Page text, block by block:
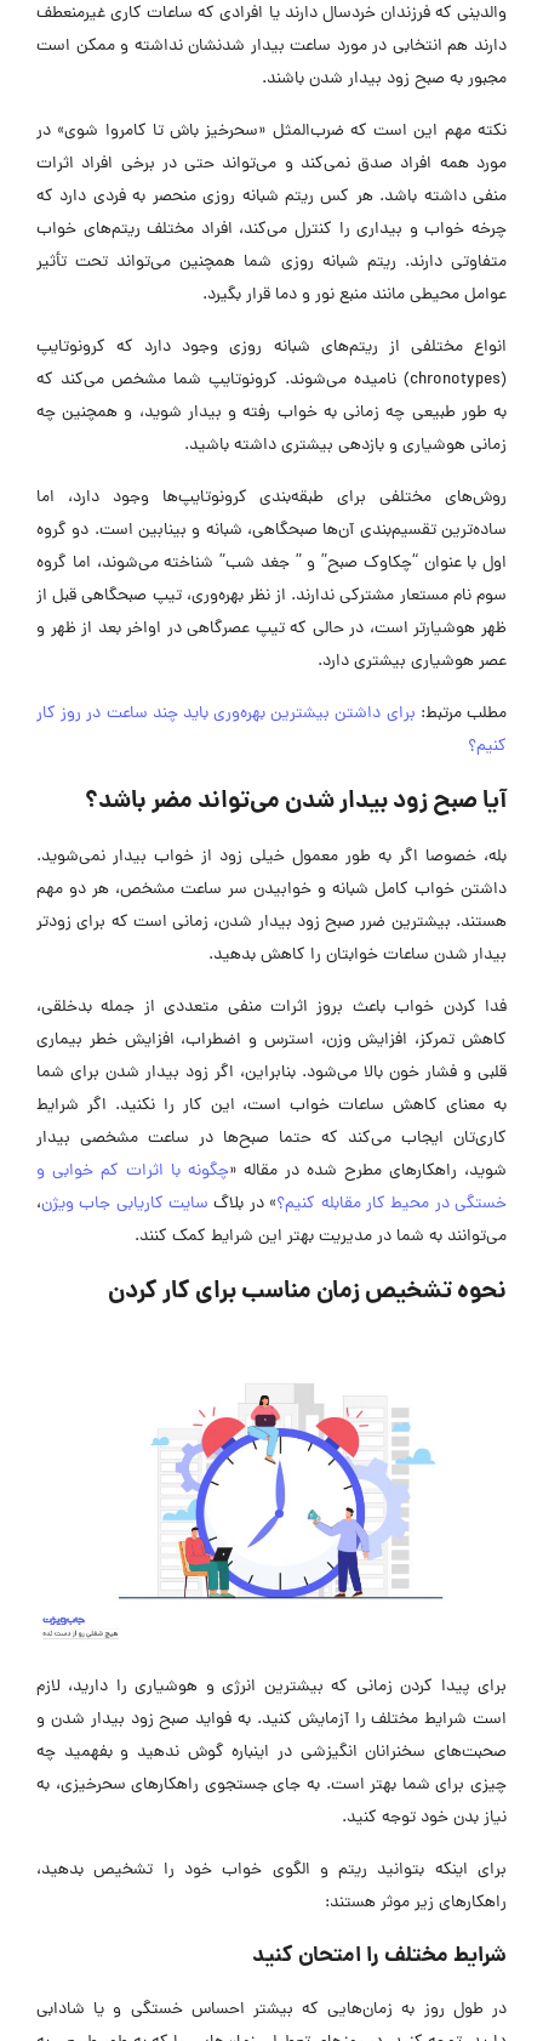
والدینی که فرزندان خردسال دارند یا افرادی که ساعات کاری غیرمنعطف
دارند هم انتخابی در مورد ساعت بیدار شدنشان نداشته و ممکن است
مجبور به صبح زود بیدار شدن باشند.
نکته مهم این است که ضرب‌المثل «سحرخیز باش تا کامروا شوی» در
مورد همه افراد صدق نمی‌کند و می‌تواند حتی در برخی افراد اثرات
منفی داشته باشد. هر کس ریتم شبانه روزی منحصر به فردی دارد که
چرخه خواب و بیداری را کنترل می‌کند، افراد مختلف ریتم‌های خواب
متفاوتی دارند. ریتم شبانه روزی شما همچنین می‌تواند تحت تأثیر
عوامل محیطی مانند منبع نور و دما قرار بگیرد.
انواع مختلفی از ریتم‌های شبانه روزی وجود دارد که کرونوتایپ
(chronotypes) نامیده می‌شوند. کرونوتایپ شما مشخص می‌کند که
به طور طبیعی چه زمانی به خواب رفته و بیدار شوید، و همچنین چه
زمانی هوشیاری و بازدهی بیشتری داشته باشید.
روش‌های مختلفی برای طبقه‌بندی کرونوتایپ‌ها وجود دارد، اما
ساده‌ترین تقسیم‌بندی آن‌ها صبحگاهی، شبانه و بینابین است. دو گروه
اول با عنوان “چکاوک صبح” و ” جغد شب” شناخته می‌شوند، اما گروه
سوم نام مستعار مشترکی ندارند. از نظر بهره‌وری، تیپ صبحگاهی قبل از
ظهر هوشیارتر است، در حالی که تیپ عصرگاهی در اواخر بعد از ظهر و
عصر هوشیاری بیشتری دارد.
مطلب مرتبط: برای داشتن بیشترین بهره‌وری باید چند ساعت در روز کار
کنیم؟
آیا صبح زود بیدار شدن می‌تواند مضر باشد؟
بله، خصوصا اگر به طور معمول خیلی زود از خواب بیدار نمی‌شوید.
داشتن خواب کامل شبانه و خوابیدن سر ساعت مشخص، هر دو مهم
هستند. بیشترین ضرر صبح زود بیدار شدن، زمانی است که برای زودتر
بیدار شدن ساعات خوابتان را کاهش بدهید.
فدا کردن خواب باعث بروز اثرات منفی متعددی از جمله بدخلقی،
کاهش تمرکز، افزایش وزن، استرس و اضطراب، افزایش خطر بیماری
قلبی و فشار خون بالا می‌شود. بنابراین، اگر زود بیدار شدن برای شما
به معنای کاهش ساعات خواب است، این کار را نکنید. اگر شرایط
کاری‌تان ایجاب می‌کند که حتما صبح‌ها در ساعت مشخصی بیدار
شوید، راهکارهای مطرح شده در مقاله «چگونه با اثرات کم خوابی و
خستگی در محیط کار مقابله کنیم؟» در بلاگ سایت کاریابی جاب ویژن،
می‌توانند به شما در مدیریت بهتر این شرایط کمک کنند.
نحوه تشخیص زمان مناسب برای کار کردن
برای پیدا کردن زمانی که بیشترین انرژی و هوشیاری را دارید، لازم
است شرایط مختلف را آزمایش کنید. به فواید صبح زود بیدار شدن و
صحبت‌های سخنرانان انگیزشی در اینباره گوش ندهید و بفهمید چه
چیزی برای شما بهتر است. به جای جستجوی راهکارهای سحرخیزی، به
نیاز بدن خود توجه کنید.
برای اینکه بتوانید ریتم و الگوی خواب خود را تشخیص بدهید،
راهکارهای زیر موثر هستند:
شرایط مختلف را امتحان کنید
در طول روز به زمان‌هایی که بیشتر احساس خستگی و یا شادابی